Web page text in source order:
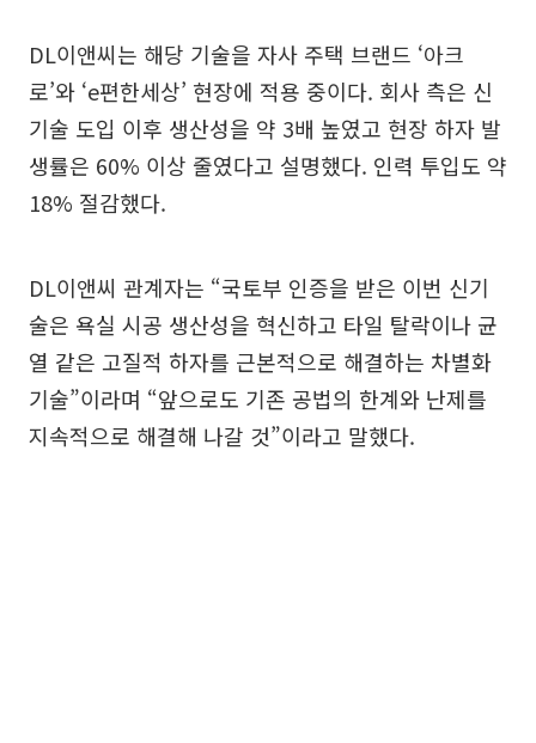
DL이앤씨는 해당 기술을 자사 주택 브랜드 ‘아크
로’와 ‘e편한세상’ 현장에 적용 중이다. 회사 측은 신
기술 도입 이후 생산성을 약 3배 높였고 현장 하자 발
생률은 60% 이상 줄였다고 설명했다. 인력 투입도 약
18% 절감했다.
DL이앤씨 관계자는 “국토부 인증을 받은 이번 신기
술은 욕실 시공 생산성을 혁신하고 타일 탈락이나 균
열 같은 고질적 하자를 근본적으로 해결하는 차별화
기술”이라며 “앞으로도 기존 공법의 한계와 난제를
지속적으로 해결해 나갈 것”이라고 말했다.